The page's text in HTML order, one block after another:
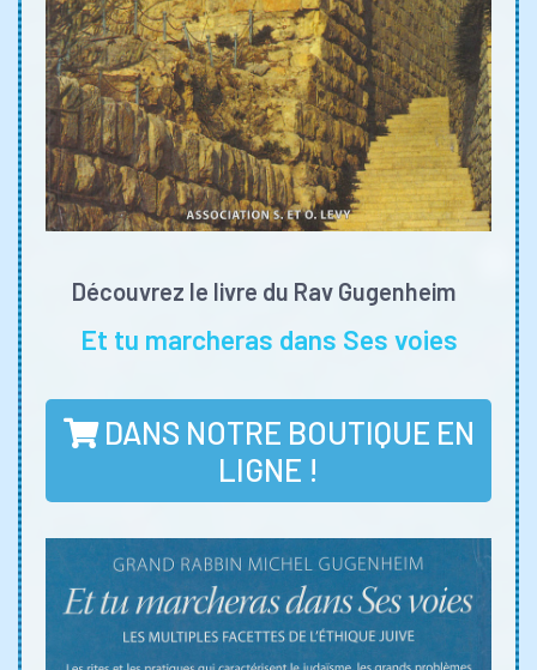
Découvrez le livre du Rav Gugenheim
Et tu marcheras dans Ses voies
DANS NOTRE BOUTIQUE EN
LIGNE !